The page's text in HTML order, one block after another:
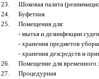
23.
Шоковая палата
24.
Буфетная
25.
Помещения для:
- мытья и дезинфекции
- хранения предметов
- хранения дезсредств и
26.
Помещение для временного
27.
Процедурная